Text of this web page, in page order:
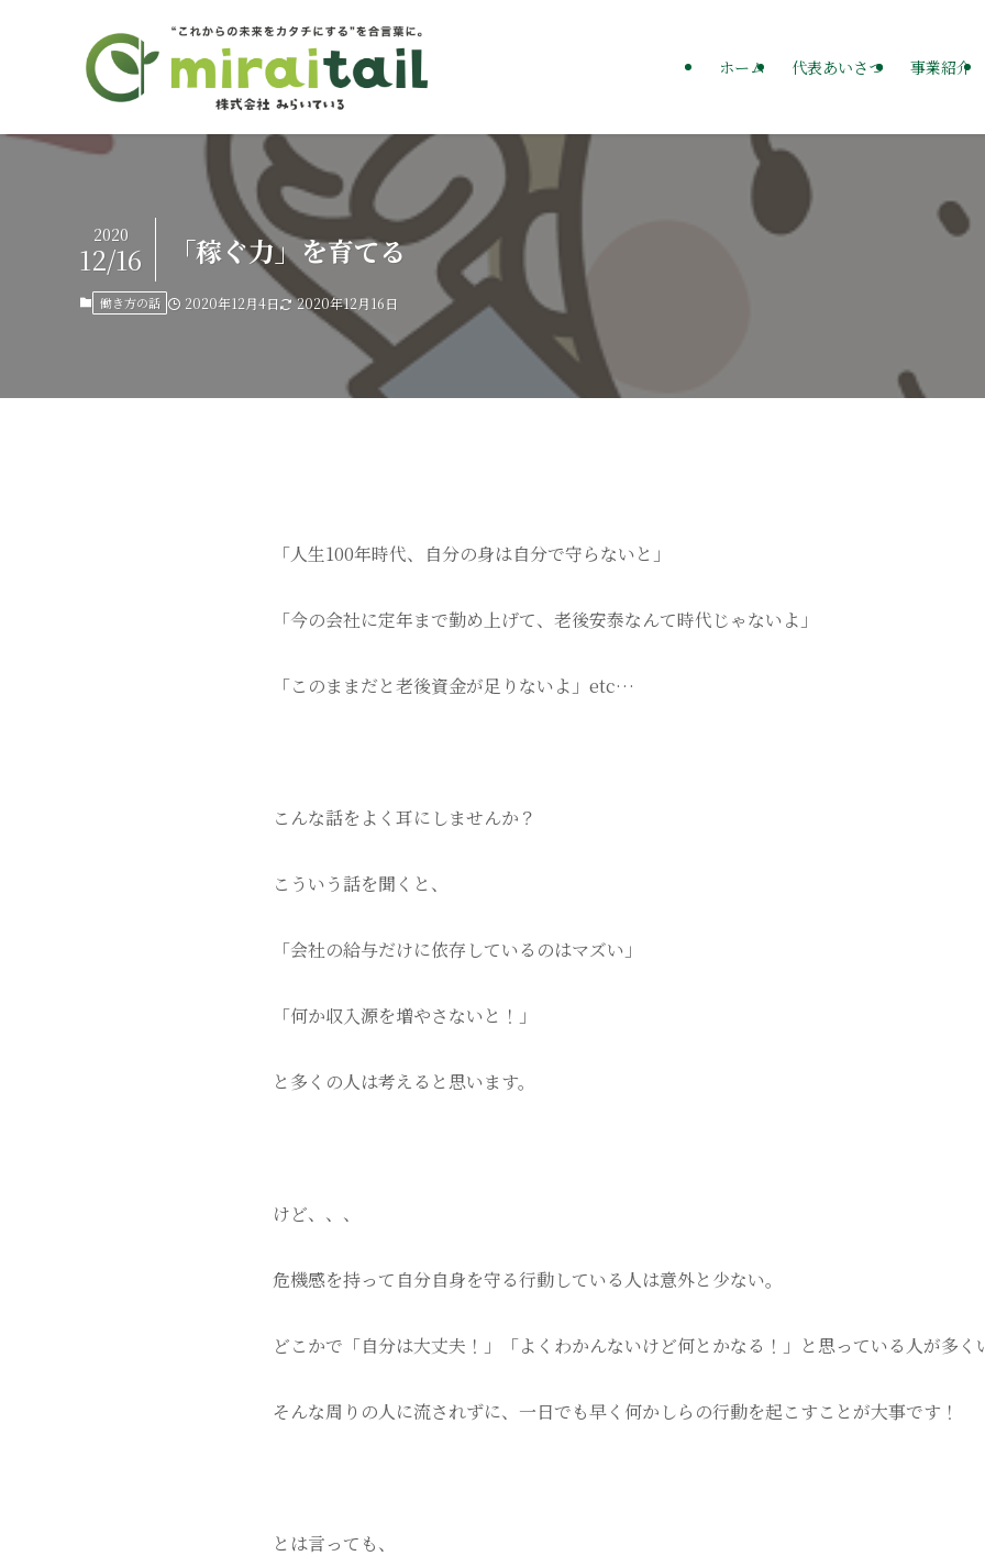
ホーム 代表あいさつ 事業紹介
「稼ぐ力」を育てる
2020
12/16
働き方の話 2020年12月4日 2020年12月16日
「人生100年時代、自分の身は自分で守らないと」
「今の会社に定年まで勤め上げて、老後安泰なんて時代じゃないよ」
「このままだと老後資金が足りないよ」etc…
こんな話をよく耳にしませんか？
こういう話を聞くと、
「会社の給与だけに依存しているのはマズい」
「何か収入源を増やさないと！」
と多くの人は考えると思います。
けど、、、
危機感を持って自分自身を守る行動している人は意外と少ない。
どこかで「自分は大丈夫！」「よくわかんないけど何とかなる！」と思っている人が多く
そんな周りの人に流されずに、一日でも早く何かしらの行動を起こすことが大事です！
とは言っても、